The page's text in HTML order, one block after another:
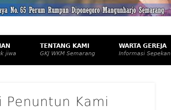
jiwa
TENTANG KAMI
GKJ WKM Semarang
WARTA GEREJA
Informasi Sepekan
Penuntun Kami